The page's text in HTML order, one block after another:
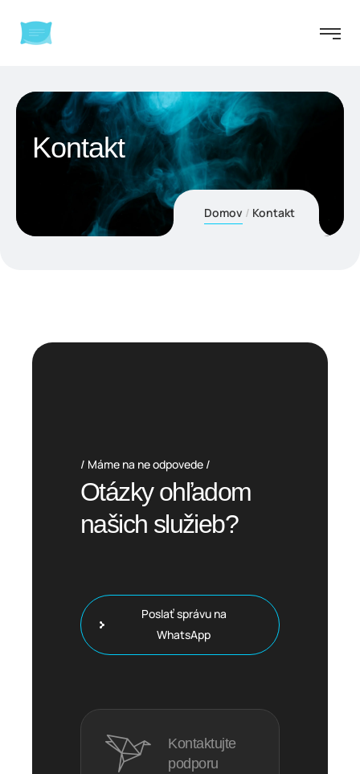
Kontakt
Domov Kontakt
Máme na ne odpovede
Otázky ohľadom
našich služieb?
Poslať správu na
WhatsApp
Kontaktujte
podporu